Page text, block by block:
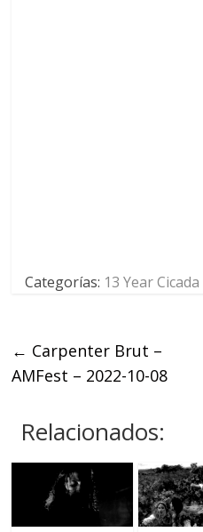
Categorías: 13 Year Cicada
← Carpenter Brut –
AMFest – 2022-10-08
Relacionados: